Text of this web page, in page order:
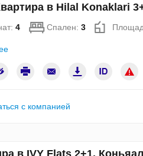
в Hilal Konaklari
4 Спален: 3
с компанией
в IVY Flats 2+1,